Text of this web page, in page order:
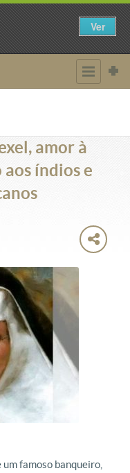
Ver
amor à
aos índios e
famoso banqueiro,